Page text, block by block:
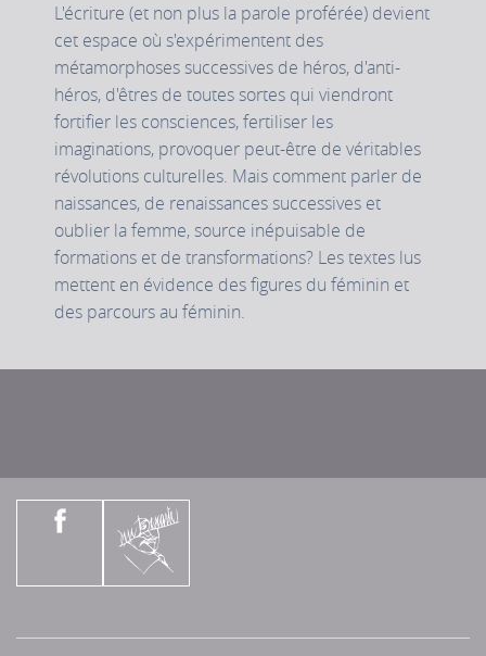
L'écriture (et non plus la parole proférée) devient
cet espace où s'expérimentent des
métamorphoses successives de héros, d'anti-
héros, d'êtres de toutes sortes qui viendront
fortifier les consciences, fertiliser les
imaginations, provoquer peut-être de véritables
révolutions culturelles. Mais comment parler de
naissances, de renaissances successives et
oublier la femme, source inépuisable de
formations et de transformations? Les textes lus
mettent en évidence des figures du féminin et
des parcours au féminin.